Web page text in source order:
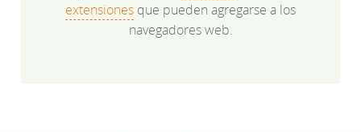
extensiones que pueden agregarse a los
navegadores web.